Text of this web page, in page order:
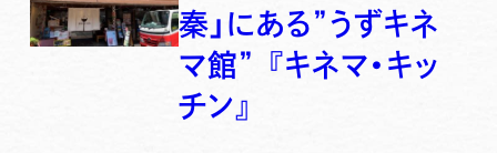
秦」にある”うずキネ
マ館” 『キネマ・キッ
チン』